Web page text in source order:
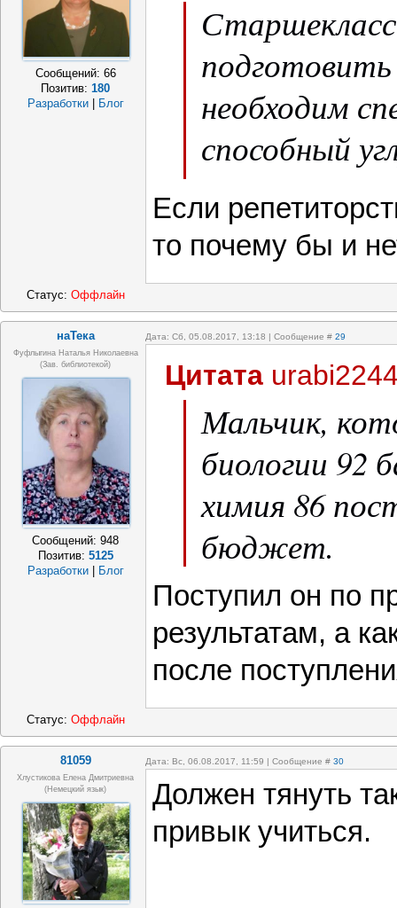
Сообщений: 66
Позитив:180
Разработки | Блог
необходим
способный
подготовить
экзаменов,
Если
то почему бы и
Статус: Оффлайн
наТека Дата: Сб, 05.08.2017, 13:18 | Сообщение # 29
Фуфлыгина Наталья Николаевна
(зав. библиотекой)
Сообщений:948
Позитив: 5125
Разработки
Блог
Цитата
Мальчик,
биологии 92
химия 86
бюджет.
Поступил он по
результатам, а
после
Статус: Оффлайн
81059 Дата: Вс, 06.08.2017, 11:59 | Сообщение # 30
Хлустикова Елена Дмитриевна
(немецкий язык)
Должен тянуть
привык учиться.